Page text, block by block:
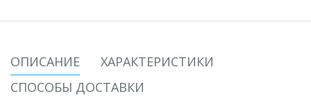
ОПИСАНИЕ
ХАРАКТЕРИСТИКИ
СПОСОБЫ ДОСТАВКИ